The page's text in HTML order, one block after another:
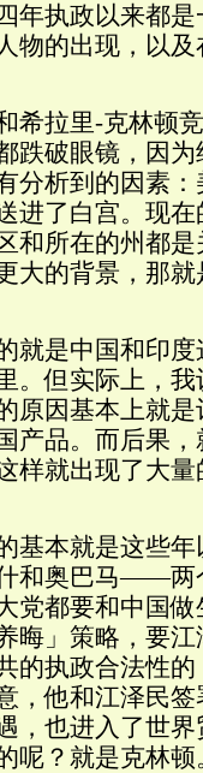
年执政以来都
物的出现，以
希拉里-克林顿
跌破眼镜，因
分析到的因素
进了白宫。现
和所在的州都
大的背景，那
就是中国和印
。但实际上，
原因基本上就
产品。而后果
样就出现了大
基本就是这些
和奥巴马——两
党都要和中国
晦」策略，要
的执政合法性
，他和江泽民
，也进入了世
呢？就是克林顿